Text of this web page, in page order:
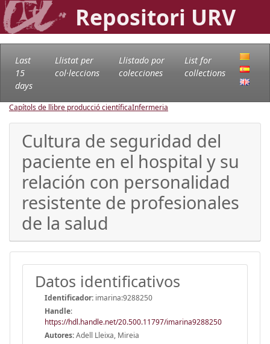
Repositori URV
Last
15
days
Llistat per
col·leccions
Llistado por
colecciones
List for
collections
Capítols de llibre producció científicaInfermeria
Cultura de seguridad del
paciente en el hospital y su
relación con personalidad
resistente de profesionales
de la salud
Datos identificativos
Identificador: imarina:9288250
Handle:
https://hdl.handle.net/20.500.11797/imarina9288250
Autores:Adell Lleixa, Mireia